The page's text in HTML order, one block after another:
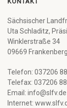
Sächsischer
Uta Schladitz,
Winklerstraße 34
09669 Frankenberg
Telefon: 037206
Telefax: 037206
Email: info@slfv.de
Internet: